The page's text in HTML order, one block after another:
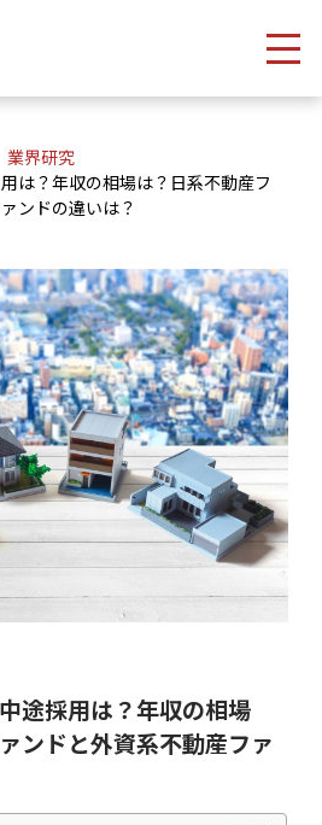
メ
業界研究
は？年収の相場は？日系不動産フ
ンドの違いは？
途採用は？年収の相場
ンドと外資系不動産ファ